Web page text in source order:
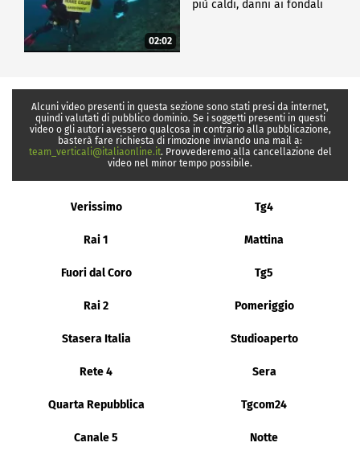
02:02
più caldi, danni ai fondali
Alcuni video presenti in questa sezione sono stati presi da internet,
quindi valutati di pubblico dominio. Se i soggetti presenti in questi
video o gli autori avessero qualcosa in contrario alla pubblicazione,
basterà fare richiesta di rimozione inviando una mail a:
team_verticali@italiaonline.it. Provvederemo alla cancellazione del
video nel minor tempo possibile.
Verissimo Tg4
Rai 1 Mattina
Fuori dal Coro Tg5
Rai 2 Pomeriggio
Stasera Italia Studioaperto
Rete 4 Sera
Quarta Repubblica Tgcom24
Canale 5 Notte